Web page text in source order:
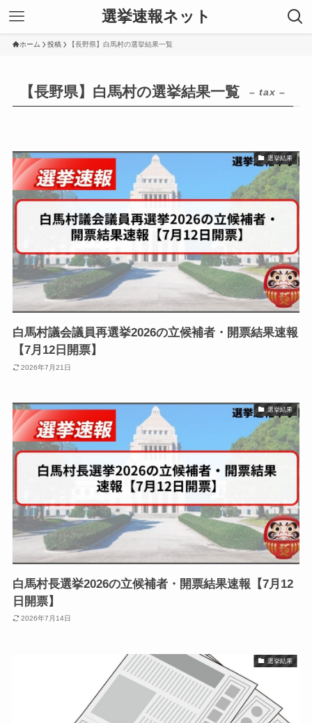
選挙速報ネット
ホーム 投稿 【長野県】白馬村の選挙結果一覧
【長野県】白馬村の選挙結果一覧 – tax –
選挙結果
白馬村議会議員再選挙2026の立候補者・開票結果速報
【7月12日開票】
2026年7月21日
選挙結果
白馬村長選挙2026の立候補者・開票結果速報【7月12
日開票】
2026年7月14日
選挙結果